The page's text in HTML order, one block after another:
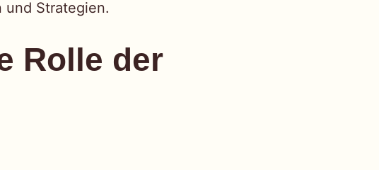
und Strategien.
Rolle der